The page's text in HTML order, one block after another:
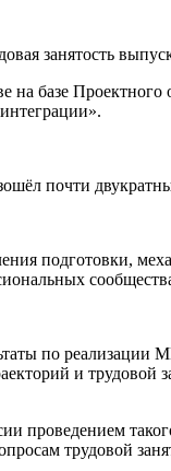
занятость
на базе
почти
подготовки,
по
и трудовой
проведением
трудовой